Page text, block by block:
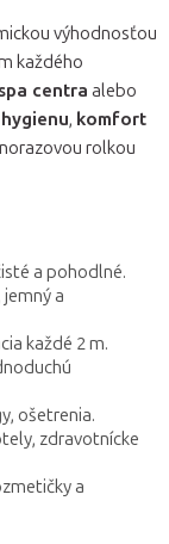
výhodnosťou
každého
spa centra alebo
hygienu, komfort
rolkou
a pohodlné.
a
každé 2 m.
ošetrenia.
zdravotnícke
a